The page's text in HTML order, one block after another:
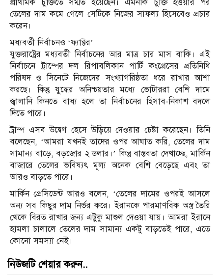
প্রাথমিক চুক্তিতে সম্মত হয়েছেন। এমনকি চুক্তি হওয়ার পর
তেলের দাম কমে গেলে সেটিকে নিজের সাফল্য হিসেবেও প্রচার
করেন।
মধ্যবর্তী নির্বাচনও ‘ফ্যাক্টর’
যুক্তরাষ্ট্রের মধ্যবর্তী নির্বাচনের আর মাত্র চার মাস বাকি। এই
নির্বাচনে ট্রাম্পের দল রিপাবলিকান পার্টি কংগ্রেসের প্রতিনিধি
পরিষদ ও সিনেটে নিজেদের সংখ্যাগরিষ্ঠতা ধরে রাখার আশা
করছে। কিন্তু যুদ্ধের অনিশ্চয়তার মধ্যে ভোটাররা বেশি দামে
জ্বালানি কিনতে বাধ্য হলে তা নির্বাচনের হিসাব-নিকাশ বদলে
দিতে পারে।
ট্রাম্প এসব উদ্বেগ হেসে উড়িয়ে দেওয়ার চেষ্টা করেছেন। তিনি
বলেছেন, ‘আমরা যখনই তাদের ওপর আঘাত করি, তেলের দাম
সামান্য বাড়ে, বড়জোর ২ ডলার।’ কিন্তু বাস্তবতা দেখাচ্ছে, মার্কিন
বাজারে তেলের ভবিষ্যৎ মূল্য অনেক বেশি বেড়েছে এবং তা
আরও বাড়তে পারে।
মার্কিন প্রেসিডেন্ট আরও বলেন, ‘তেলের দামের ওপরই আসলে
অন্য সব কিছুর দাম নির্ভর করে। ইরানকে পারমাণবিক অস্ত্র তৈরি
থেকে বিরত রাখার জন্য এটুকু মাশুল দেওয়া যায়। আমরা ইরানে
হামলা চালালে তেলের দাম সামান্য একটু বাড়তেই পারে, এতে
কোনো সমস্যা নেই।
নিউজটি শেয়ার করুন..